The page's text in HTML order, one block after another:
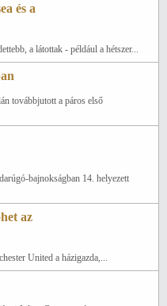
és a
a látottak - például a hétszer...
továbbjutott a páros első
bajnokságban 14. helyezett
az
United a házigazda,...